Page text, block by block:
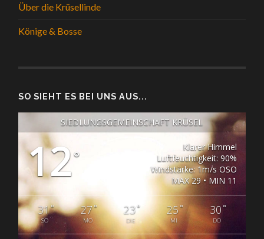
Über die Krüsellinde
Könige & Bosse
SO SIEHT ES BEI UNS AUS...
SIEDLUNGSGEMEINSCHAFT KRÜSEL
12°
Klarer Himmel
Luftfeuchtigkeit: 90%
Windstärke: 1m/s OSO
MAX 29 • MIN 11
31°
SO
27°
MO
23°
DIE
25°
MI
30 °
DO